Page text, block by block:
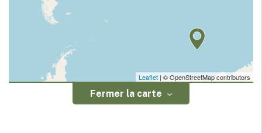
Leaflet | © OpenStreetMap contributors
Fermer la carte